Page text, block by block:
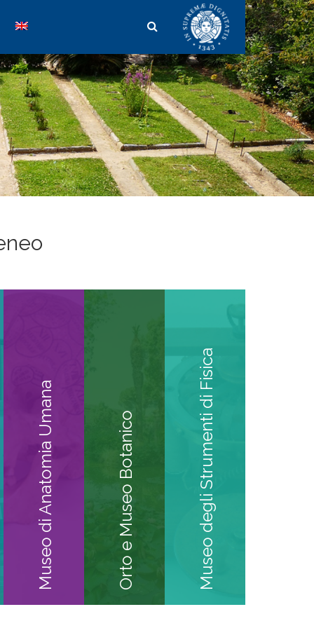
Museo di Anatomia Umana Orto e Museo Botanico Museo degli Strumenti di Fisica